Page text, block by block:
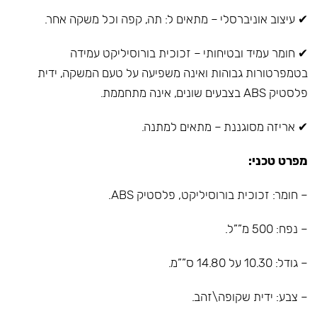
✔ עיצוב אוניברסלי – מתאים ל: תה, קפה וכל משקה אחר.
✔ חומר עמיד ובטיחותי – זכוכית בורוסיליקט עמידה
בטמפרטורות גבוהות ואינה משפיעה על טעם המשקה, ידית
פלסטיק ABS בצבעים שונים, אינה מתחממת.
✔ אריזה מסוגננת – מתאים למתנה.
מפרט טכני:
– חומר: זכוכית בורוסיליקט, פלסטיק ABS.
– נפח: 500 מ””ל.
– גודל: 10.30 על 14.80 ס””מ.
– צבע: ידית שקופה\זהב.